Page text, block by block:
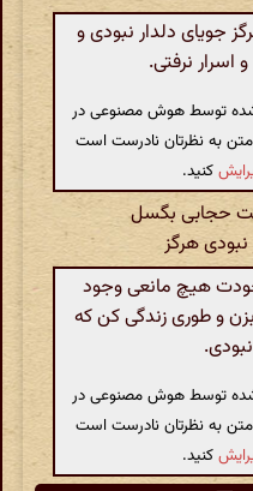
جویای دلدار نبودی و
اسرار نرفتی.
شده توسط هوش مصنوعی در
متن به نظرتان نادرست است
کنید.
حجابی بگسل
نبودی هرگز
هیچ مانعی وجود
و طوری زندگی کن که
شده توسط هوش مصنوعی در
متن به نظرتان نادرست است
کنید.